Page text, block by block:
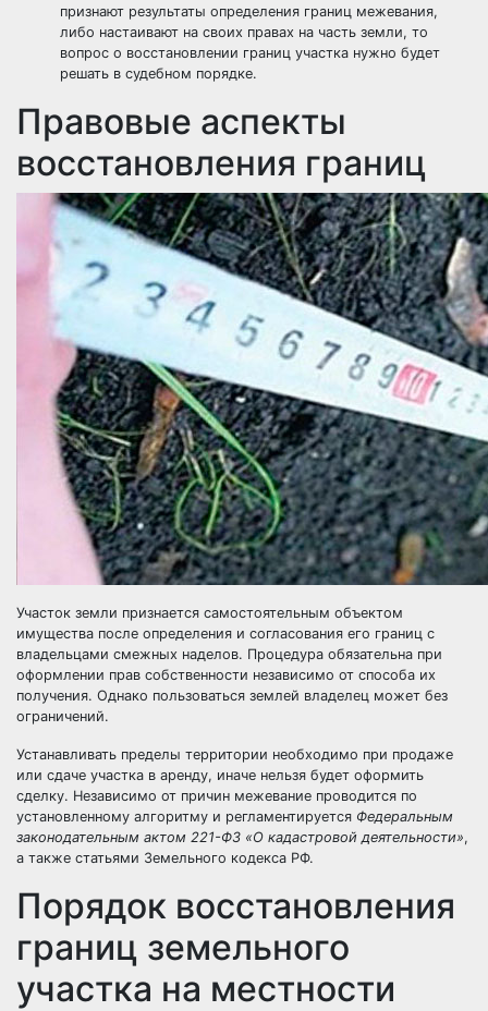
признают результаты определения границ межевания,
либо настаивают на своих правах на часть земли, то
вопрос о восстановлении границ участка нужно будет
решать в судебном порядке.
Правовые аспекты
восстановления границ
Участок земли признается самостоятельным объектом
имущества после определения и согласования его границ с
владельцами смежных наделов. Процедура обязательна при
оформлении прав собственности независимо от способа их
получения. Однако пользоваться землей владелец может без
ограничений.
Устанавливать пределы территории необходимо при продаже
или сдаче участка в аренду, иначе нельзя будет оформить
сделку. Независимо от причин межевание проводится по
установленному алгоритму и регламентируется Федеральным
законодательным актом 221-ФЗ «О кадастровой деятельности»,
а также статьями Земельного кодекса РФ.
Порядок восстановления
границ земельного
участка на местности